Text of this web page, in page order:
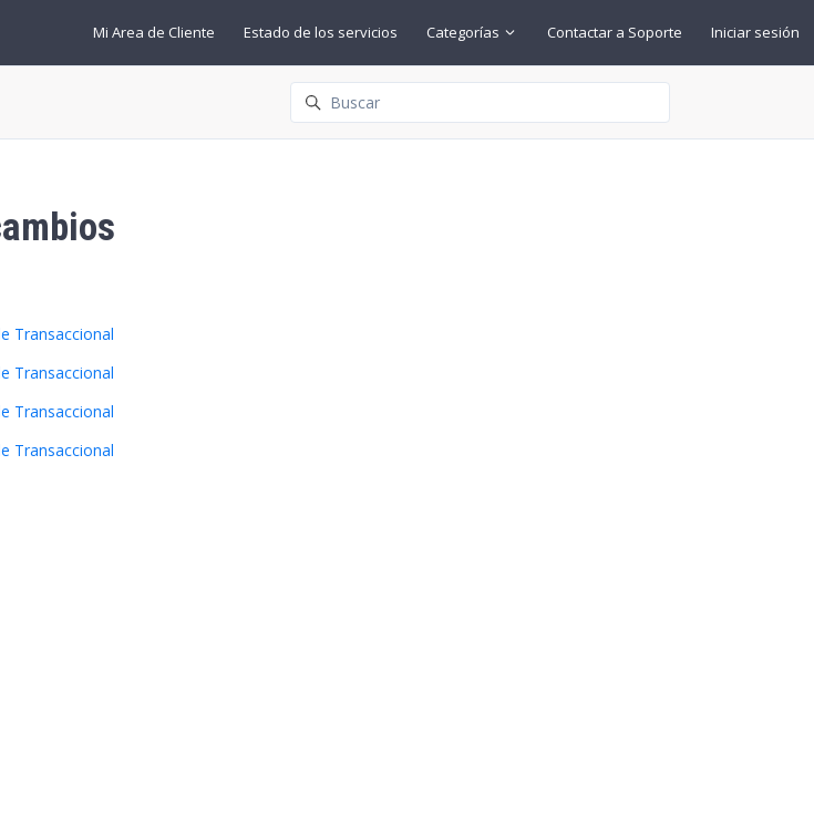
Mi Area de Cliente Estado de los servicios Categorías Contactar a Soporte Iniciar sesión
Búsqueda
Transaccional
Transaccional
Transaccional
Transaccional